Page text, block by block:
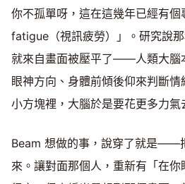
你不孤單呀，這在這幾年已經有
fatigue（視訊疲勞）」。研究說
就來自畫面被壓平了——人類大腦
眼神方向、身體前傾後仰來判斷
小方塊裡，大腦於是要花更多力
Beam 想做的事，說穿了就是——
來。讓對面那個人，重新有「在